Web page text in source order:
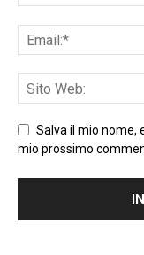
Salva il mio nome,
mio prossimo